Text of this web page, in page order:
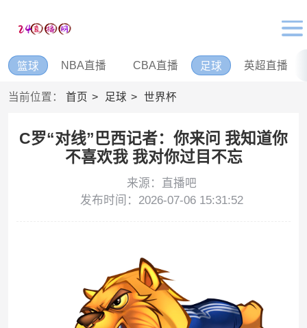
篮球 NBA直播 CBA直播 足球 英超直播
当前位置： 首页 足球 世界杯
C罗“对线”巴西记者：你来问 我知道你
不喜欢我 我对你过目不忘
来源：直播吧
发布时间：2026-07-06 15:31:52